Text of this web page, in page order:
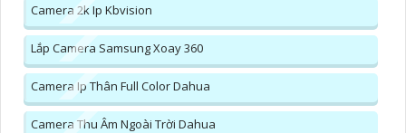
Camera 2k Ip Kbvision
Lắp Camera Samsung Xoay 360
Camera Ip Thân Full Color Dahua
Camera Thu Âm Ngoài Trời Dahua